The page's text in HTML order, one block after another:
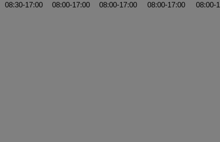
08:30-17:00 08:00-17:00 08:00-17:00 08:00-17:00 08:00-